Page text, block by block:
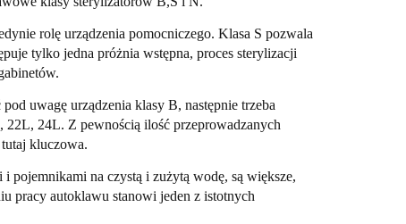
rolę urządzenia pomocniczego. Klasa S pozwala
tylko jedna próżnia wstępna, proces sterylizacji
uwagę urządzenia klasy B, następnie trzeba
24L. Z pewnością ilość przeprowadzanych
kluczowa.
na czystą i zużytą wodę, są większe,
pracy autoklawu stanowi jeden z istotnych